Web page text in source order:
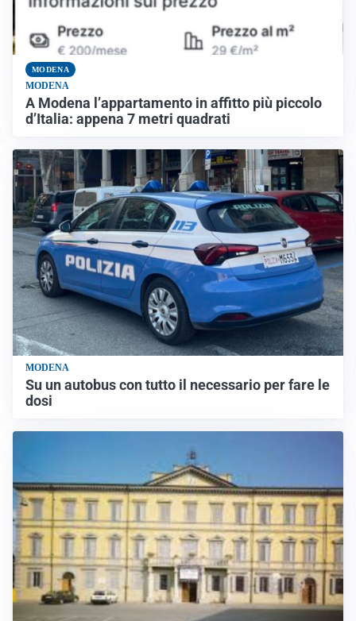
MODENA
MODENA
A Modena l’appartamento in affitto più piccolo
d’Italia: appena 7 metri quadrati
MODENA
Su un autobus con tutto il necessario per fare le
dosi